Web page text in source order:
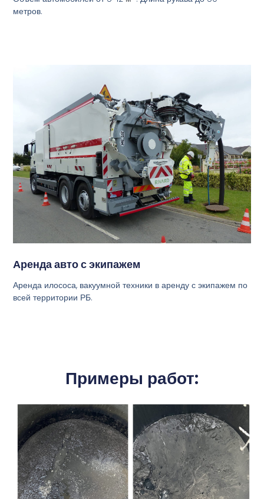
метров.
Аренда авто с экипажем
Аренда илососа, вакуумной техники в аренду с экипажем по
всей территории РБ.
Примеры работ: